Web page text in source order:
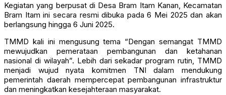
Kegiatan yang berpusat di Desa Bram Itam Kanan, Kecamatan
Bram Itam ini secara resmi dibuka pada 6 Mei 2025 dan akan
berlangsung hingga 6 Juni 2025.
TMMD kali ini mengusung tema “Dengan semangat TMMD
mewujudkan pemerataan pembangunan dan ketahanan
nasional di wilayah”. Lebih dari sekadar program rutin, TMMD
menjadi wujud nyata komitmen TNI dalam mendukung
pemerintah daerah mempercepat pembangunan infrastruktur
dan meningkatkan kesejahteraan masyarakat.